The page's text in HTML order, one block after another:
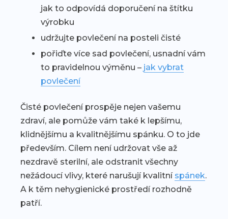
jak to odpovídá doporučení na štítku
výrobku
udržujte povlečení na posteli čisté
pořiďte více sad povlečení, usnadní vám
to pravidelnou výměnu – jak vybrat
povlečení
Čisté povlečení prospěje nejen vašemu
zdraví, ale pomůže vám také k lepšímu,
klidnějšímu a kvalitnějšímu spánku. O to jde
především. Cílem není udržovat vše až
nezdravě sterilní, ale odstranit všechny
nežádoucí vlivy, které narušují kvalitní spánek.
A k těm nehygienické prostředí rozhodně
patří.